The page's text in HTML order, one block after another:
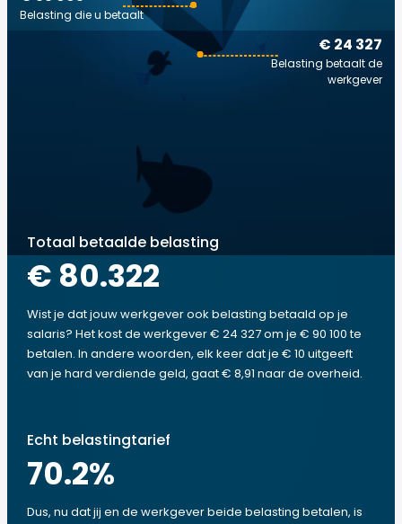
€ 24 327
Belasting betaalt de
werkgever
Belasting die u betaalt
Totaal betaalde belasting
€ 80.322
Wist je dat jouw werkgever ook belasting betaald op je
salaris? Het kost de werkgever € 24 327 om je € 90 100 te
betalen. In andere woorden, elk keer dat je € 10 uitgeeft
van je hard verdiende geld, gaat € 8,91 naar de overheid.
Echt belastingtarief
70.2%
Dus, nu dat jij en de werkgever beide belasting betalen, is